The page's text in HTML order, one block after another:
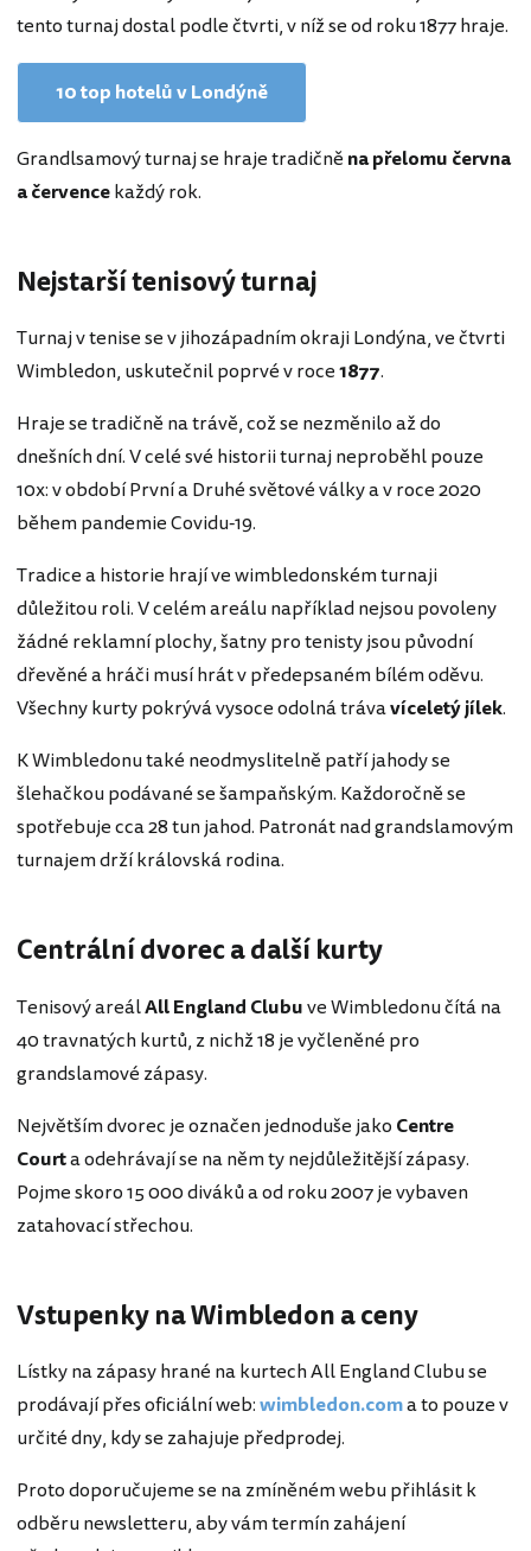
tento turnaj dostal podle čtvrti, v níž se od roku 1877 hraje.
10 top hotelů v Londýně
Grandlsamový turnaj se hraje tradičně na přelomu června
a červencekaždý rok.
Nejstarší tenisový turnaj
Turnaj v tenise se v jihozápadním okraji Londýna, ve čtvrti
Wimbledon, uskutečnil poprvé v roce1877.
Hraje se tradičně na trávě, což se nezměnilo až do
dnešních dní. V celé své historii turnaj neproběhl pouze
10x: v období První a Druhé světové války a v roce 2020
během pandemie Covidu-19.
Tradice a historie hrají ve wimbledonském turnaji
důležitou roli. V celém areálu například nejsou povoleny
žádné reklamní plochy, šatny pro tenisty jsou původní
dřevěné a hráči musí hrát v předepsaném bílém oděvu.
Všechny kurty pokrývá vysoce odolná trávavíceletý jílek.
K Wimbledonu také neodmyslitelně patří jahody se
šlehačkou podávané se šampaňským. Každoročně se
spotřebuje cca 28 tun jahod. Patronát nad grandslamovým
turnajem drží královská rodina.
Centrální dvorec a další kurty
Tenisový areálAll England Clubuve Wimbledonu čítá na
40 travnatých kurtů, z nichž 18 je vyčleněné pro
grandslamové zápasy.
Největším dvorec je označen jednoduše jako Centre
Courta odehrávají se na něm ty nejdůležitější zápasy.
Pojme skoro 15 000 diváků a od roku 2007 je vybaven
zatahovací střechou.
Vstupenky na Wimbledon a ceny
Lístky na zápasy hrané na kurtech All England Clubu se
prodávají přes oficiální web:wimbledon.coma to pouze v
určité dny, kdy se zahajuje předprodej.
Proto doporučujeme se na zmíněném webu přihlásit k
odběru newsletteru, aby vám termín zahájení